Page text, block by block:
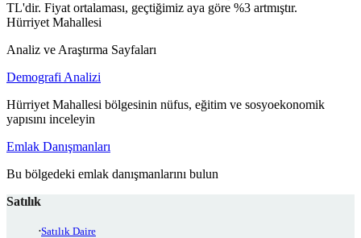
TL'dir. Fiyat ortalaması, geçtiğimiz aya göre %3 artmıştır.
Hürriyet Mahallesi
Analiz ve Araştırma Sayfaları
Demografi Analizi
Hürriyet Mahallesi bölgesinin nüfus, eğitim ve sosyoekonomik
yapısını inceleyin
Emlak Danışmanları
Bu bölgedeki emlak danışmanlarını bulun
Satılık
Satılık Daire